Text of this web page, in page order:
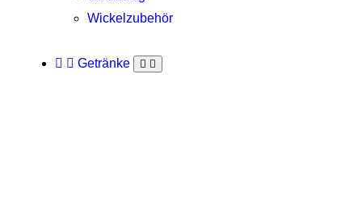
Wickelzubehör
Getränke